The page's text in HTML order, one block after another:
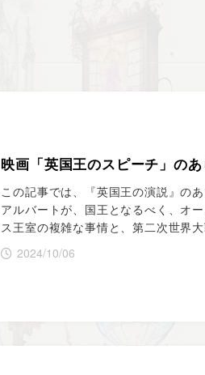
映画「英国王のスピーチ」の
この記事では、『英国王の演説』の
アルバートが、国王となるべく、オ
ス王室の複雑な事情と、第二次世界
2024/10/06